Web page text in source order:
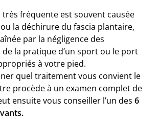
fréquente est souvent causée
la déchirure du fascia plantaire,
par la négligence des
la pratique d’un sport ou le port
à votre pied.
quel traitement vous convient le
procède à un examen complet de
ensuite vous conseiller l’un des 6